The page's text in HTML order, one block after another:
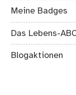
Meine Badges
Das Lebens-
Blogaktionen